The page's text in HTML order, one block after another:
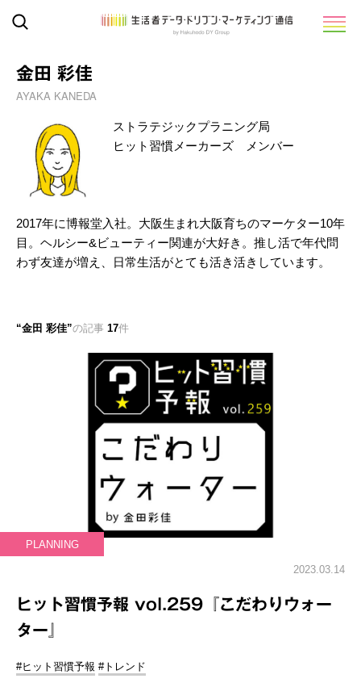
金田 彩佳
AYAKA KANEDA
ストラテジックプラニング局
ヒット習慣メーカーズ メンバー
2017年に博報堂入社。大阪生まれ大阪育ちのマーケター10年
目。ヘルシー&ビューティー関連が大好き。推し活で年代問
わず友達が増え、日常生活がとても活き活きしています。
金田 彩佳 の記事 17件
PLANNING
2023.03.14
ヒット習慣予報 vol.259『こだわりウォー
ター』
#ヒット習慣予報 #トレンド